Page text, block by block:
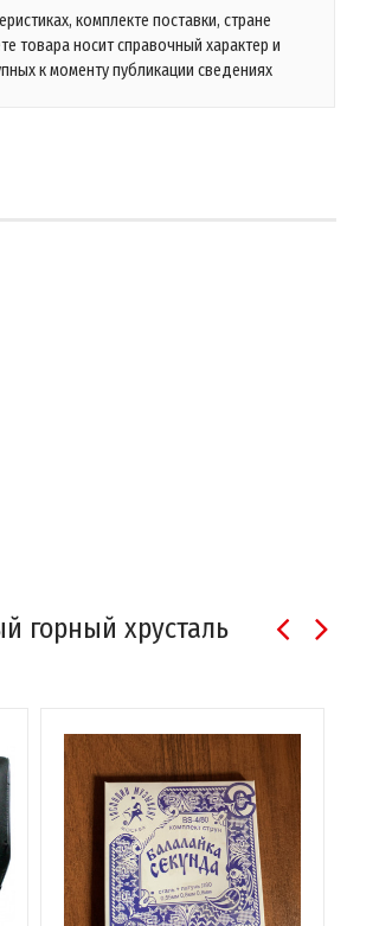
комплекте поставки, стране
товара носит справочный характер и
к моменту публикации сведениях
горный хрусталь